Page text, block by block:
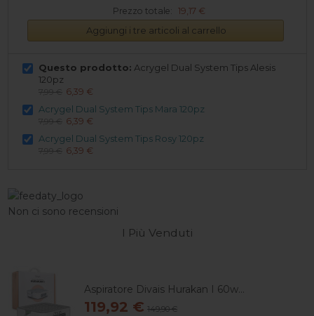
Prezzo totale: 19,17 €
Aggiungi i tre articoli al carrello
Questo prodotto: Acrygel Dual System Tips Alesis
120pz
6,39 €
Acrygel Dual System Tips Mara 120pz
6,39 €
Acrygel Dual System Tips Rosy 120pz
6,39 €
Non ci sono recensioni
I Più Venduti
Aspiratore Divais Hurakan I 60w...
119,92 € 149,90 €